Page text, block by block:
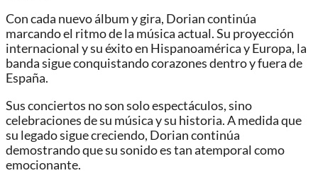
Con cada nuevo álbum y gira, Dorian continúa
marcando el ritmo de la música actual. Su proyección
internacional y su éxito en Hispanoamérica y Europa, la
banda sigue conquistando corazones dentro y fuera de
España.
Sus conciertos no son solo espectáculos, sino
celebraciones de su música y su historia. A medida que
su legado sigue creciendo, Dorian continúa
demostrando que su sonido es tan atemporal como
emocionante.